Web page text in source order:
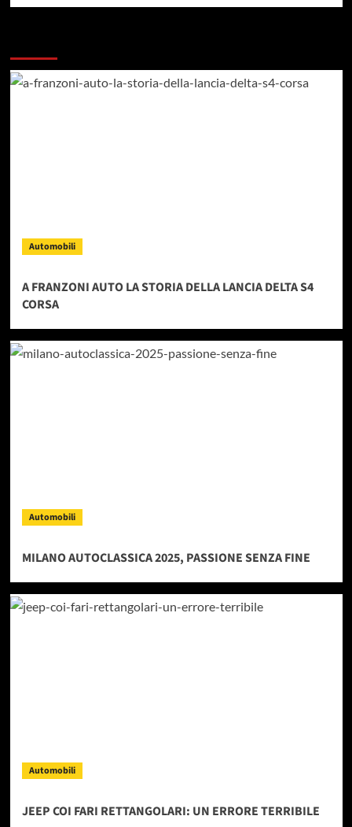
Automobili
A FRANZONI AUTO LA STORIA DELLA LANCIA DELTA S4
CORSA
Automobili
MILANO AUTOCLASSICA 2025, PASSIONE SENZA FINE
Automobili
JEEP COI FARI RETTANGOLARI: UN ERRORE TERRIBILE